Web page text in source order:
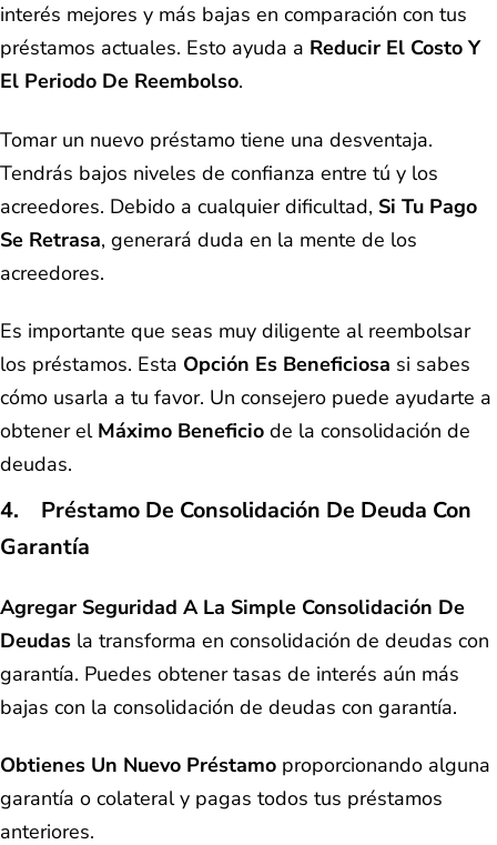
interés mejores y más bajas en comparación con tus
préstamos actuales. Esto ayuda a Reducir El Costo Y
El Periodo De Reembolso.
Tomar un nuevo préstamo tiene una desventaja.
Tendrás bajos niveles de confianza entre tú y los
acreedores. Debido a cualquier dificultad, Si Tu Pago
Se Retrasa, generará duda en la mente de los
acreedores.
Es importante que seas muy diligente al reembolsar
los préstamos. Esta Opción Es Beneficiosa si sabes
cómo usarla a tu favor. Un consejero puede ayudarte a
obtener el Máximo Beneficio de la consolidación de
deudas.
4. Préstamo De Consolidación De Deuda Con
Garantía
Agregar Seguridad A La Simple Consolidación De
Deudas la transforma en consolidación de deudas con
garantía. Puedes obtener tasas de interés aún más
bajas con la consolidación de deudas con garantía.
Obtienes Un Nuevo Préstamo proporcionando alguna
garantía o colateral y pagas todos tus préstamos
anteriores.